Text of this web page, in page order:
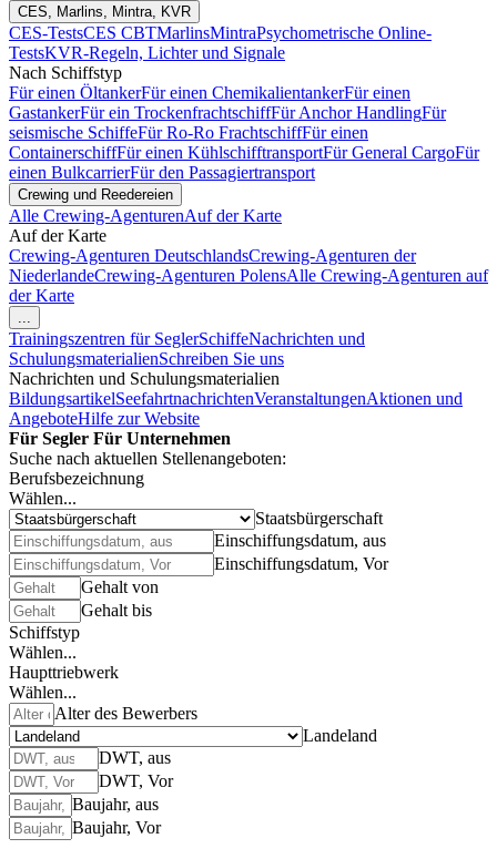
CES, Marlins, Mintra, KVR
CES-TestsCES CBTMarlinsMintraPsychometrische Online-
TestsKVR-Regeln, Lichter und Signale
Nach Schiffstyp
Für einen ÖltankerFür einen ChemikalientankerFür einen
GastankerFür ein TrockenfrachtschiffFür Anchor HandlingFür
seismische SchiffeFür Ro-Ro FrachtschiffFür einen
ContainerschiffFür einen KühlschifftransportFür General CargoFür
einen BulkcarrierFür den Passagiertransport
Crewing und Reedereien
Alle Crewing-AgenturenAuf der Karte
Auf der Karte
Crewing-Agenturen DeutschlandsCrewing-Agenturen der
NiederlandeCrewing-Agenturen PolensAlle Crewing-Agenturen auf
der Karte
...
Trainingszentren für SeglerSchiffeNachrichten und
SchulungsmaterialienSchreiben Sie uns
Nachrichten und Schulungsmaterialien
BildungsartikelSeefahrtnachrichtenVeranstaltungenAktionen und
AngeboteHilfe zur Website
Für Segler Für Unternehmen
Suche nach aktuellen Stellenangeboten:
Berufsbezeichnung
Wählen...
Staatsbürgerschaft
Einschiffungsdatum, aus
Einschiffungsdatum, Vor
Gehalt von
Gehalt bis
Schiffstyp
Wählen...
Haupttriebwerk
Wählen...
Alter des Bewerbers
Landeland
DWT, aus
DWT, Vor
Baujahr, aus
Baujahr, Vor